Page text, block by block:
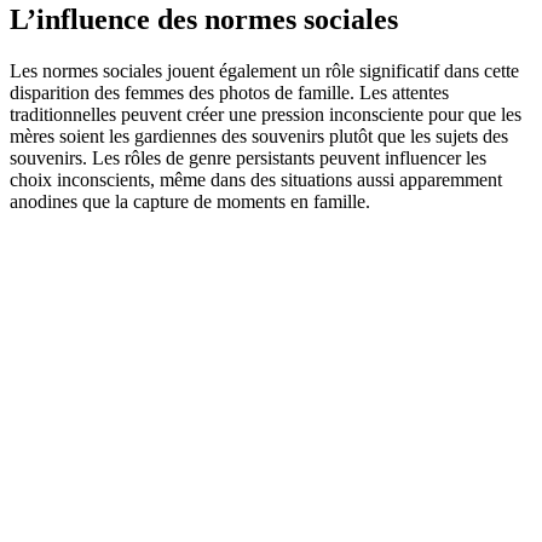
L’influence des normes sociales
Les normes sociales jouent également un rôle significatif dans cette
disparition des femmes des photos de famille. Les attentes
traditionnelles peuvent créer une pression inconsciente pour que les
mères soient les gardiennes des souvenirs plutôt que les sujets des
souvenirs. Les rôles de genre persistants peuvent influencer les
choix inconscients, même dans des situations aussi apparemment
anodines que la capture de moments en famille.